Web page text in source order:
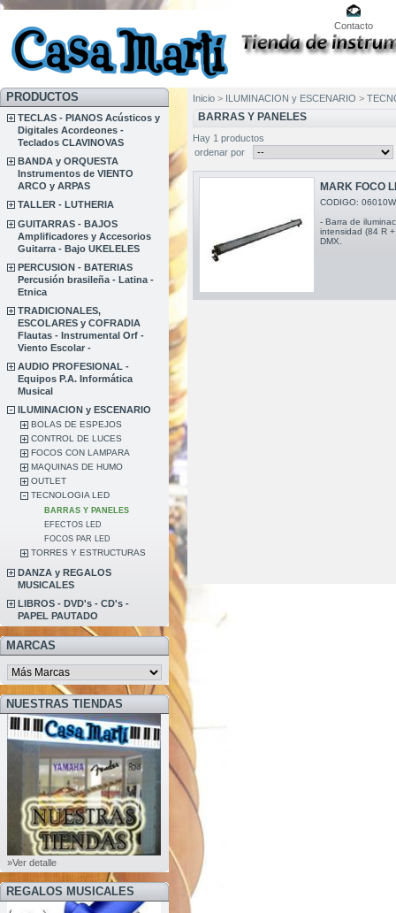
Contacto
PRODUCTOS
TECLAS - PIANOS Acústicos y
Digitales Acordeones -
Teclados CLAVINOVAS
BANDA y ORQUESTA
Instrumentos de VIENTO
ARCO y ARPAS
TALLER - LUTHERIA
GUITARRAS - BAJOS
Amplificadores y Accesorios
Guitarra - Bajo UKELELES
PERCUSION - BATERIAS
Percusión brasileña - Latina -
Etnica
TRADICIONALES,
ESCOLARES y COFRADIA
Flautas - Instrumental Orf -
Viento Escolar -
AUDIO PROFESIONAL -
Equipos P.A. Informática
Musical
ILUMINACION y ESCENARIO
BOLAS DE ESPEJOS
CONTROL DE LUCES
FOCOS CON LAMPARA
MAQUINAS DE HUMO
OUTLET
TECNOLOGIA LED
BARRAS Y PANELES
EFECTOS LED
FOCOS PAR LED
TORRES Y ESTRUCTURAS
DANZA y REGALOS
MUSICALES
LIBROS - DVD's - CD's -
PAPEL PAUTADO
MARCAS
NUESTRAS TIENDAS
»Ver detalle
REGALOS MUSICALES
Inicio > ILUMINACION y ESCENARIO >
BARRAS Y PANELES
Hay 1 productos
ordenar por
MARK FOCO
CODIGO:
- Barra de
intensidad (84 R
DMX.